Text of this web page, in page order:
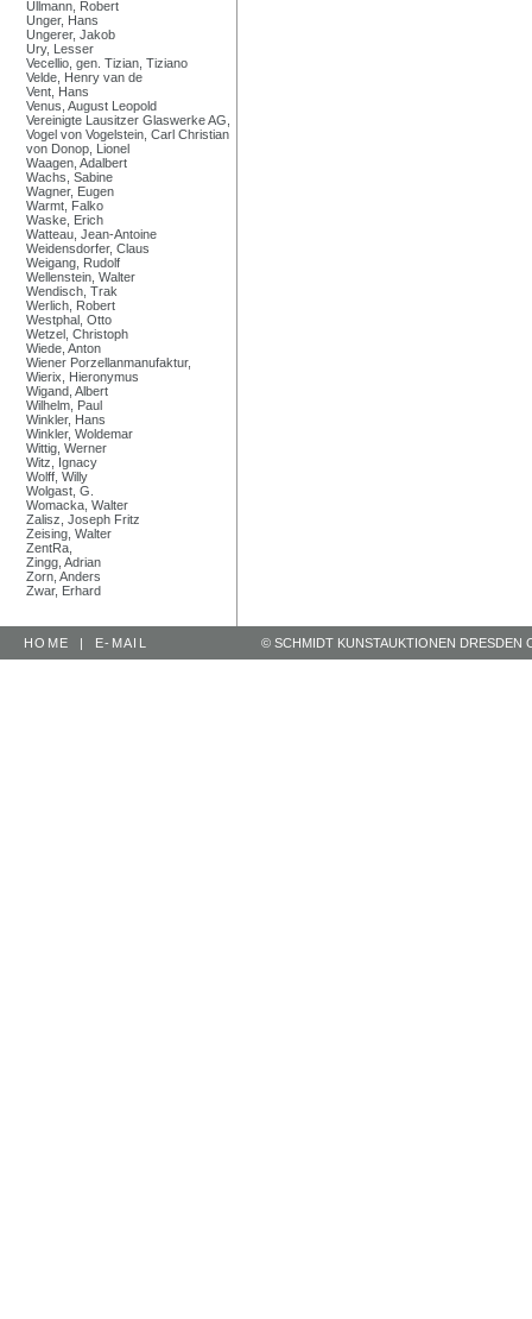
Ullmann, Robert
Unger, Hans
Ungerer, Jakob
Ury, Lesser
Vecellio, gen. Tizian, Tiziano
Velde, Henry van de
Vent, Hans
Venus, August Leopold
Vereinigte Lausitzer Glaswerke AG,
Vogel von Vogelstein, Carl Christian
von Donop, Lionel
Waagen, Adalbert
Wachs, Sabine
Wagner, Eugen
Warmt, Falko
Waske, Erich
Watteau, Jean-Antoine
Weidensdorfer, Claus
Weigang, Rudolf
Wellenstein, Walter
Wendisch, Trak
Werlich, Robert
Westphal, Otto
Wetzel, Christoph
Wiede, Anton
Wiener Porzellanmanufaktur,
Wierix, Hieronymus
Wigand, Albert
Wilhelm, Paul
Winkler, Hans
Winkler, Woldemar
Wittig, Werner
Witz, Ignacy
Wolff, Willy
Wolgast, G.
Womacka, Walter
Zalisz, Joseph Fritz
Zeising, Walter
ZentRa,
Zingg, Adrian
Zorn, Anders
Zwar, Erhard
HOME | E-MAIL © SCHMIDT KUNSTAUKTIONEN DRESDEN